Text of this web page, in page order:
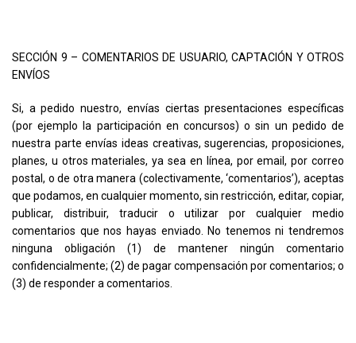
SECCIÓN 9 – COMENTARIOS DE USUARIO, CAPTACIÓN Y OTROS
ENVÍOS
Si, a pedido nuestro, envías ciertas presentaciones específicas
(por ejemplo la participación en concursos) o sin un pedido de
nuestra parte envías ideas creativas, sugerencias, proposiciones,
planes, u otros materiales, ya sea en línea, por email, por correo
postal, o de otra manera (colectivamente, ‘comentarios’), aceptas
que podamos, en cualquier momento, sin restricción, editar, copiar,
publicar, distribuir, traducir o utilizar por cualquier medio
comentarios que nos hayas enviado. No tenemos ni tendremos
ninguna obligación (1) de mantener ningún comentario
confidencialmente; (2) de pagar compensación por comentarios; o
(3) de responder a comentarios.